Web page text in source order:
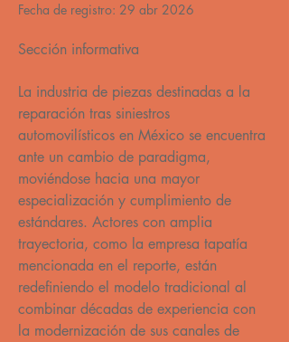
Fecha de registro: 29 abr 2026
Sección informativa
La industria de piezas destinadas a la
reparación tras siniestros
automovilísticos en México se encuentra
ante un cambio de paradigma,
moviéndose hacia una mayor
especialización y cumplimiento de
estándares. Actores con amplia
trayectoria, como la empresa tapatía
mencionada en el reporte, están
redefiniendo el modelo tradicional al
combinar décadas de experiencia con
la modernización de sus canales de